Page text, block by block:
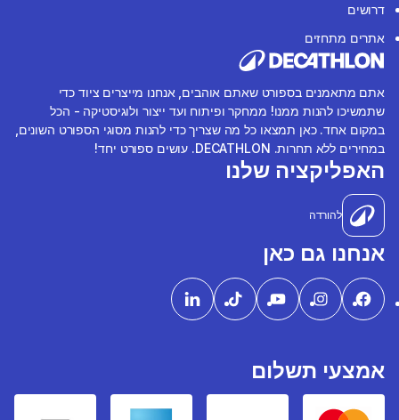
דרושים
אתרים מתחזים
אתם מתאמנים בספורט שאתם אוהבים, אנחנו מייצרים ציוד כדי
שתמשיכו להנות ממנו! ממחקר ופיתוח ועד ייצור ולוגיסטיקה - הכל
במקום אחד. כאן תמצאו כל מה שצריך כדי להנות מסוגי הספורט השונים,
במחירים ללא תחרות. DECATHLON. עושים ספורט יחד!
האפליקציה שלנו
להורדה
אנחנו גם כאן
אמצעי תשלום